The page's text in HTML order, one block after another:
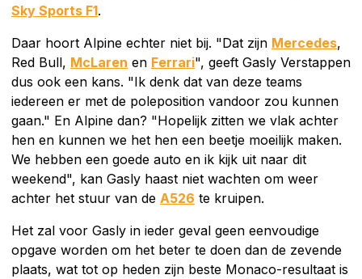
Sky Sports F1.
Daar hoort Alpine echter niet bij. "Dat zijn Mercedes,
Red Bull, McLaren en Ferrari", geeft Gasly Verstappen
dus ook een kans. "Ik denk dat van deze teams
iedereen er met de poleposition vandoor zou kunnen
gaan." En Alpine dan? "Hopelijk zitten we vlak achter
hen en kunnen we het hen een beetje moeilijk maken.
We hebben een goede auto en ik kijk uit naar dit
weekend", kan Gasly haast niet wachten om weer
achter het stuur van de A526 te kruipen.
Het zal voor Gasly in ieder geval geen eenvoudige
opgave worden om het beter te doen dan de zevende
plaats, wat tot op heden zijn beste Monaco-resultaat is